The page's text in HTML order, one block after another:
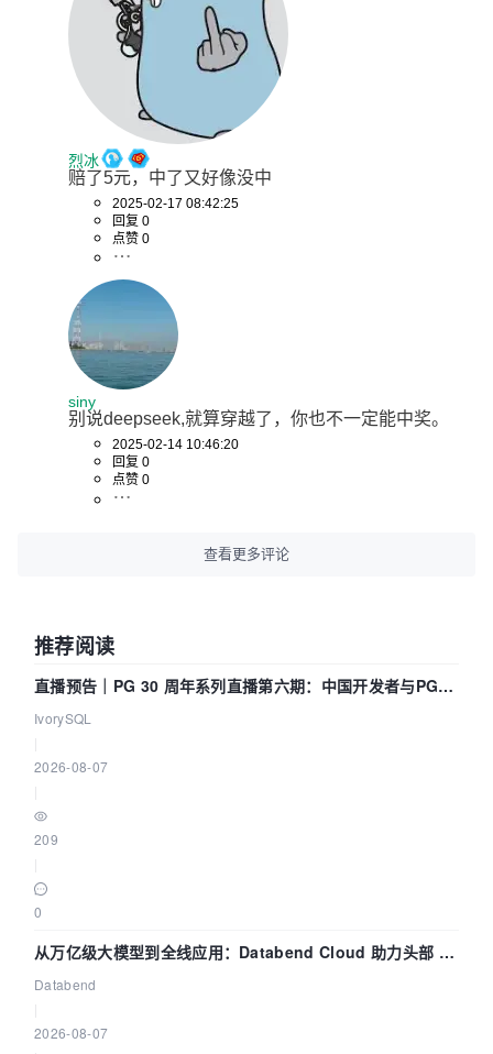
烈冰
赔了5元，中了又好像没中
2025-02-17 08:42:25
回复 0
点赞 0
siny
别说deepseek,就算穿越了，你也不一定能中奖。
2025-02-14 10:46:20
回复 0
点赞 0
查看更多评论
推荐阅读
直播预告｜PG 30 周年系列直播第六期：中国开发者与PG内
核——我们改得动吗？我们贡献了什么？
IvorySQL
2026-08-07
209
0
从万亿级大模型到全线应用：Databend Cloud 助力头部 AI
企业构建全链路 Trace 数据管道
Databend
2026-08-07